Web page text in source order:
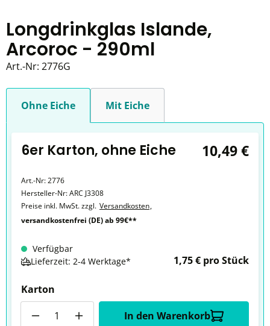
Longdrinkglas Islande,
Arcoroc - 290ml
Art.-Nr: 2776G
Ohne Eiche Mit Eiche
6er Karton, ohne Eiche 10,49 €
Art.-Nr:2776
Hersteller-Nr:ARC J3308
Preise inkl. MwSt. zzgl. Versandkosten,
versandkostenfrei (DE) ab 99€**
Verfügbar
Lieferzeit: 2-4 Werktage*
1,75 € pro Stück
Karton
In den Warenkorb